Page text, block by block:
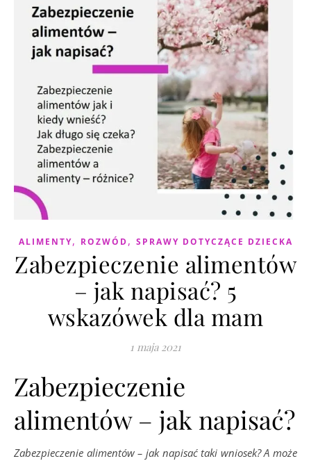
ALIMENTY, ROZWÓD, SPRAWY DOTYCZĄCE DZIECKA
Zabezpieczenie alimentów
– jak napisać? 5
wskazówek dla mam
1 maja 2021
Zabezpieczenie
alimentów – jak napisać?
Zabezpieczenie alimentów – jak napisać taki wniosek? A może